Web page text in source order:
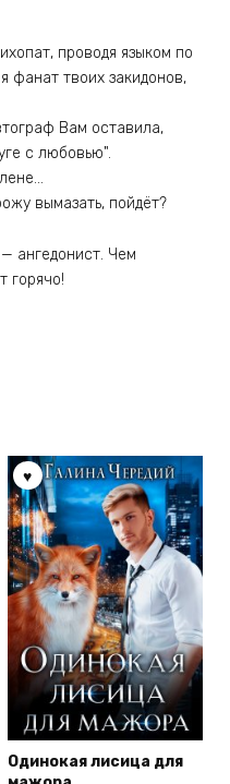
проводя языком по
фанат твоих закидонов,
Вам оставила,
с любовью".
вымазать, пойдёт?
— ангедонист. Чем
горячо!
Одинокая лисица для